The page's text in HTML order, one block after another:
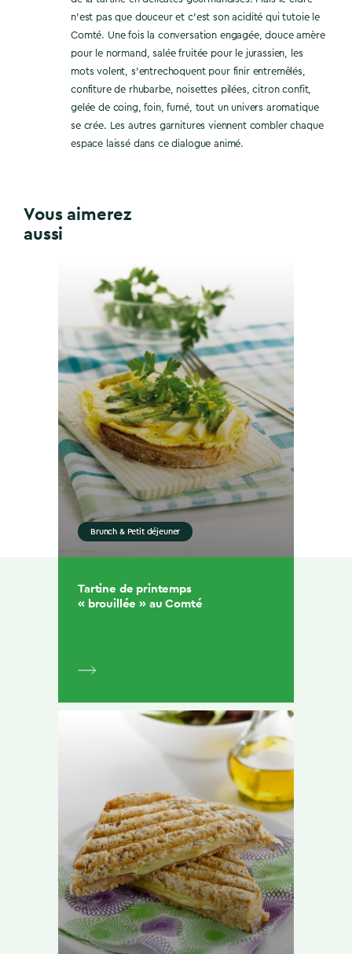
n’est pas que douceur et c’est son acidité qui tutoie le
Comté. Une fois la conversation engagée, douce amère
pour le normand, salée fruitée pour le jurassien, les
mots volent, s’entrechoquent pour finir entremêlés,
confiture de rhubarbe, noisettes pilées, citron confit,
gelée de coing, foin, fumé, tout un univers aromatique
se crée. Les autres garnitures viennent combler chaque
espace laissé dans ce dialogue animé.
Vous aimerez
aussi
Brunch & Petit déjeuner
Tartine de printemps
« brouillée » au Comté